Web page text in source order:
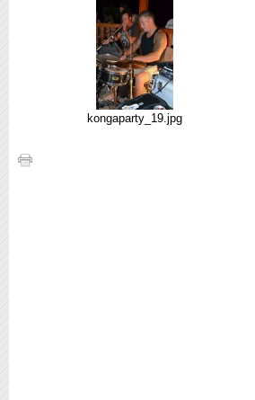
kongaparty_19.jpg